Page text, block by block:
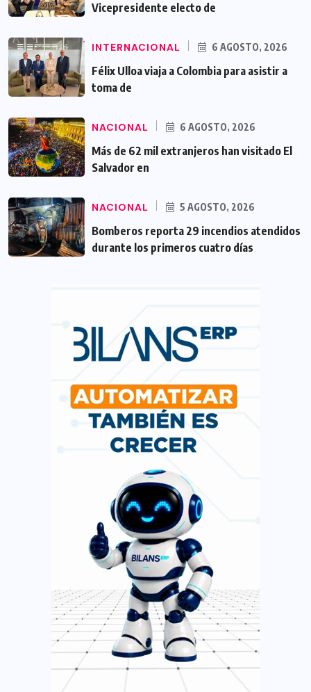
Vicepresidente electo de
INTERNACIONAL 6 AGOSTO, 2026
Félix Ulloa viaja a Colombia para asistir a
toma de
NACIONAL 6 AGOSTO, 2026
Más de 62 mil extranjeros han visitado El
Salvador en
NACIONAL 5 AGOSTO, 2026
Bomberos reporta 29 incendios atendidos
durante los primeros cuatro días